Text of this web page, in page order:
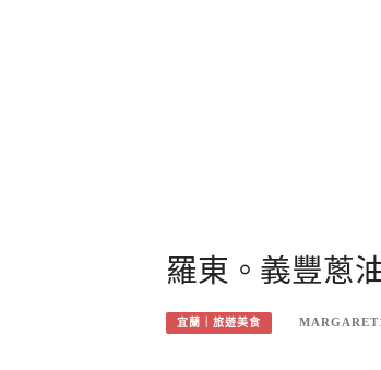
羅東。義豐蔥
宜蘭｜旅遊美食